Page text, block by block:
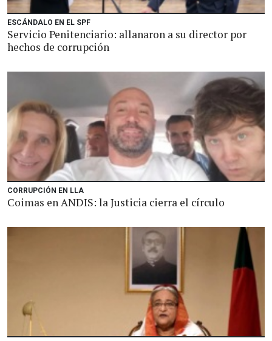
ESCÁNDALO EN EL SPF
Servicio Penitenciario: allanaron a su director por
hechos de corrupción
CORRUPCIÓN EN LLA
Coimas en ANDIS: la Justicia cierra el círculo